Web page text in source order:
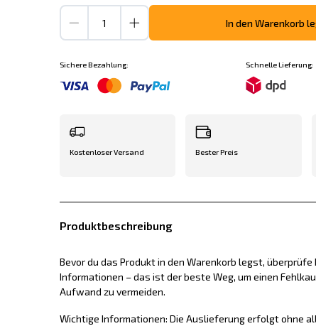
In den Warenkorb
Sichere Bezahlung: Schnelle Lieferung:
Kostenloser Versand Bester Preis
Produktbeschreibung
Bevor du das Produkt in den Warenkorb legst,
Informationen – das ist der beste Weg, um einen
Aufwand zu vermeiden.
Wichtige Informationen: Die Auslieferung erfolgt ohne